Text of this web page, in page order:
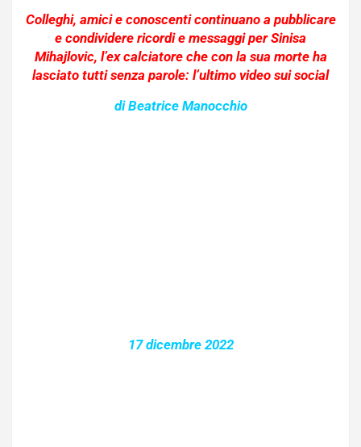
Colleghi, amici e conoscenti continuano a pubblicare
e condividere ricordi e messaggi per Sinisa
Mihajlovic, l’ex calciatore che con la sua morte ha
lasciato tutti senza parole: l’ultimo video sui social
di Beatrice Manocchio
17 dicembre 2022